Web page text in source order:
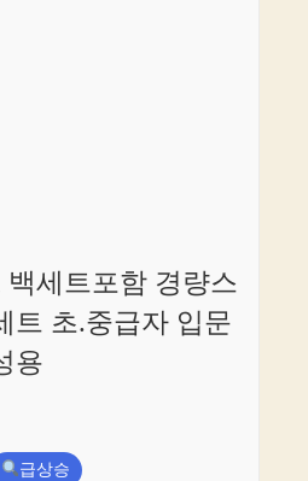
세트포함 경량스
트 초.중급자 입문
용
급상승